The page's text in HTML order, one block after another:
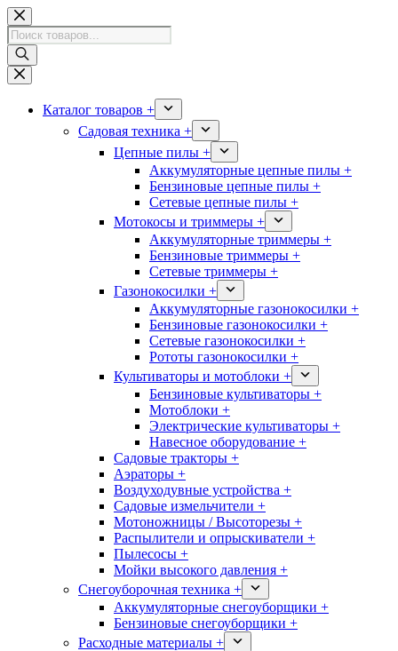
Перейти
к
сути
Поиск
товаров
Каталог товаров +
Садовая техника +
Цепные пилы +
Аккумуляторные цепные пилы +
Бензиновые цепные пилы +
Сетевые цепные пилы +
Мотокосы и триммеры +
Аккумуляторные триммеры +
Бензиновые триммеры +
Сетевые триммеры +
Газонокосилки +
Аккумуляторные газонокосилки +
Бензиновые газонокосилки +
Сетевые газонокосилки +
Рототы газонокосилки +
Культиваторы и мотоблоки +
Бензиновые культиваторы +
Мотоблоки +
Электрические культиваторы +
Навесное оборудование +
Садовые тракторы +
Аэраторы +
Воздуходувные устройства +
Садовые измельчители +
Мотоножницы / Высоторезы +
Распылители и опрыскиватели +
Пылесосы +
Мойки высокого давления +
Снегоуборочная техника +
Аккумуляторные снегоуборщики +
Бензиновые снегоуборщики +
Расходные материалы +